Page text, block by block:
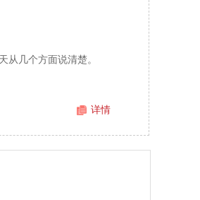
从几个方面说清楚。
详情